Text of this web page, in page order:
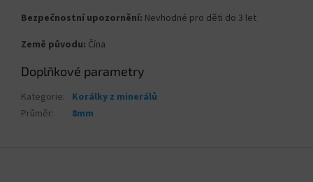
Bezpečnostní upozornění: Nevhodné pro děti do 3 let
Země původu: Čína
Doplňkové parametry
Kategorie: Korálky z minerálů
Průměr: 8mm